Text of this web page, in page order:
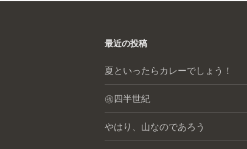
最近の投稿
夏といったらカレーでしょう！
㊗️四半世紀
やはり、山なのであろう